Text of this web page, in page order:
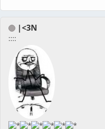
|<3N
::::